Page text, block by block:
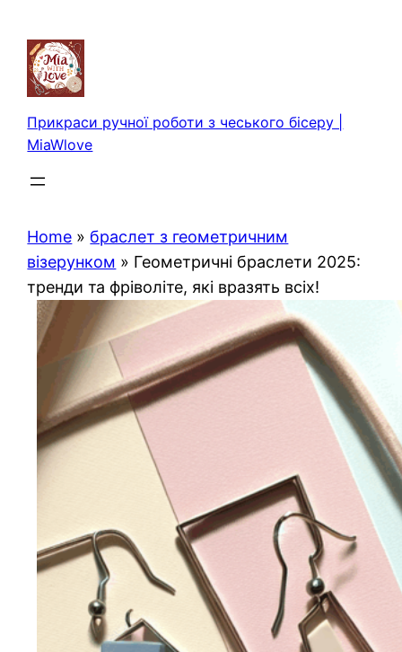
вмісту
Прикраси ручної роботи з чеського бісеру |
MiaWlove
Home » браслет з геометричним
візерунком » Геометричні браслети 2025:
тренди та фріволіте, які вразять всіх!